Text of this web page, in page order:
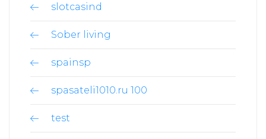
slotcasind
Sober living
spainsp
spasateli1010.ru 100
test